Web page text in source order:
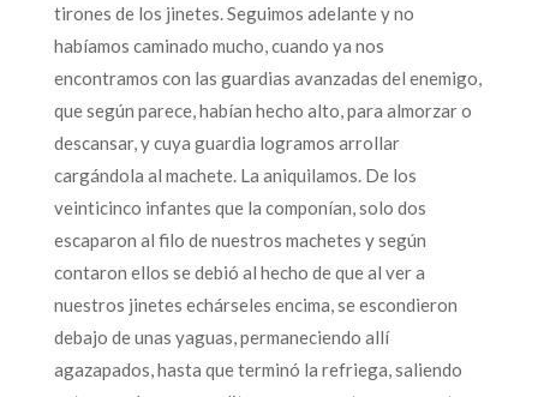
tirones de los jinetes. Seguimos adelante y no
habíamos caminado mucho, cuando ya nos
encontramos con las guardias avanzadas del enemigo,
que según parece, habían hecho alto, para almorzar o
descansar, y cuya guardia logramos arrollar
cargándola al machete. La aniquilamos. De los
veinticinco infantes que la componían, solo dos
escaparon al filo de nuestros machetes y según
contaron ellos se debió al hecho de que al ver a
nuestros jinetes echárseles encima, se escondieron
debajo de unas yaguas, permaneciendo allí
agazapados, hasta que terminó la refriega, saliendo